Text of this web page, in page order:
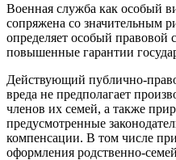
Военная служба как особый
сопряжена со значительным
определяет особый правовой
повышенные гарантии
Действующий публично-
вреда не предполагает
членов их семей, а также
предусмотренные
компенсации. В том числе
оформления родственно-